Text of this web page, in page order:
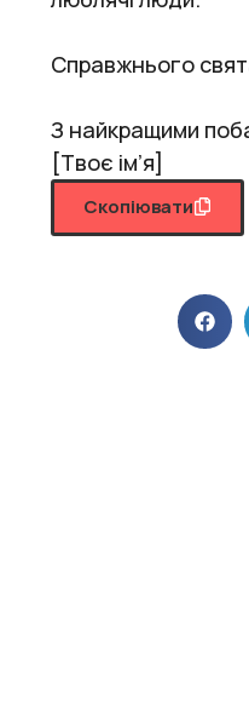
Справжнього
З найкращими
[Твоє ім’я]
Скопіювати